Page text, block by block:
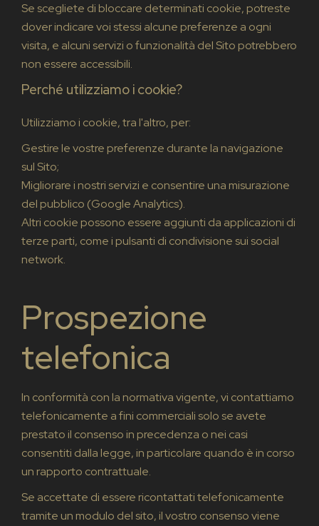
Se scegliete di bloccare determinati cookie, potreste
dover indicare voi stessi alcune preferenze a ogni
visita, e alcuni servizi o funzionalità del Sito potrebbero
non essere accessibili.
Perché utilizziamo i cookie?
Utilizziamo i cookie, tra l'altro, per:
Gestire le vostre preferenze durante la navigazione
sul Sito;
Migliorare i nostri servizi e consentire una misurazione
del pubblico (Google Analytics).
Altri cookie possono essere aggiunti da applicazioni di
terze parti, come i pulsanti di condivisione sui social
network.
Prospezione
telefonica
In conformità con la normativa vigente, vi contattiamo
telefonicamente a fini commerciali solo se avete
prestato il consenso in precedenza o nei casi
consentiti dalla legge, in particolare quando è in corso
un rapporto contrattuale.
Se accettate di essere ricontattati telefonicamente
tramite un modulo del sito, il vostro consenso viene